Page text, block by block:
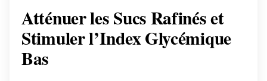
Atténuer les Sucs Rafinés et
Stimuler l’Index Glycémique
Bas